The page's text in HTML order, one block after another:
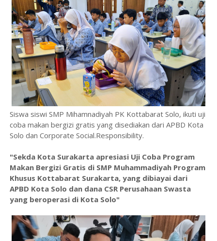
Siswa siswi SMP Mihamnadiyah PK Kottabarat Solo, ikuti uji
coba makan bergizi gratis yang disediakan dari APBD Kota
Solo dan Corporate Social.Responsibility.
"Sekda Kota Surakarta apresiasi Uji Coba Program
Makan Bergizi Gratis di SMP Muhammadiyah Program
Khusus Kottabarat Surakarta, yang dibiayai dari
APBD Kota Solo dan dana CSR Perusahaan Swasta
yang beroperasi di Kota Solo"